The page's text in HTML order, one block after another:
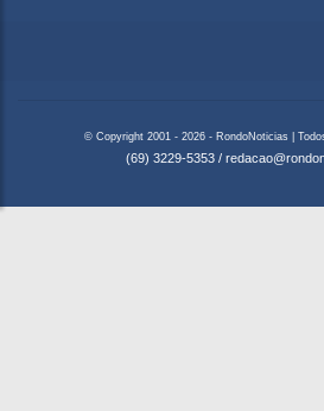
© Copyright 2001 - 2026 - RondoNoticias |
(69) 3229-5353 /